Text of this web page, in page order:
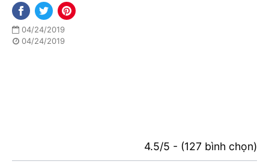
04/24/2019
04/24/2019
4.5/5 - (127 bình chọn)